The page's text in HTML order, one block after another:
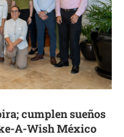
cumplen sueños
A-Wish México